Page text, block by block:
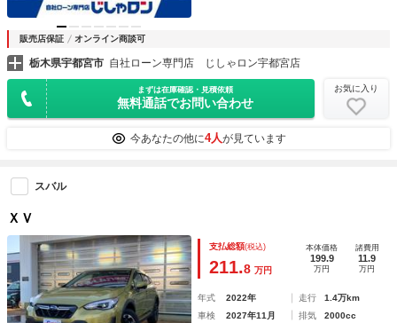
販売店保証 オンライン商談可
栃木県宇都宮市 自社ローン専門店 じしゃロン宇都宮店
まずは在庫確認・見積依頼
無料通話でお問い合わせ
お気に入り
今あなたの他に4人が見ています
スバル
ＸＶ
支払総額(税込)
211.8 万円
本体価格
199.9
万円
諸費用
11.9
万円
年式 2022年 走行
1.4万km
車検
2027年11月 排気
2000cc